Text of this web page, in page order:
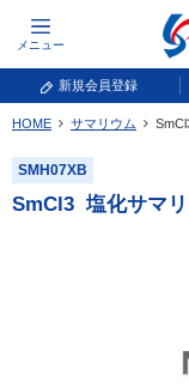
メニュー
新規会員登録
元素周期表をタップすると
し、一覧へ移動してください
HOME サマリウム SmCl
SMH07XB
SmCl3 塩化サマ